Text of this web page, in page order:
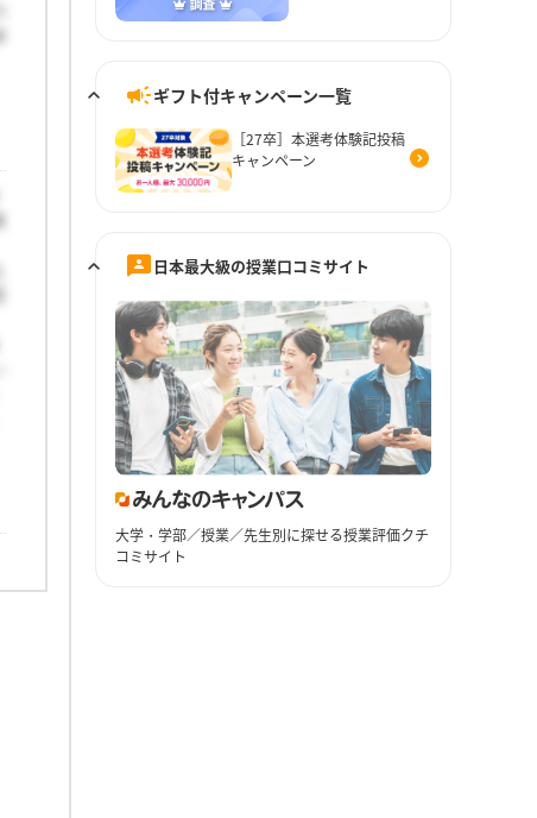
ギフト付キャンペーン一覧
［27卒］本選考体験記投稿
キャンペーン
日本最大級の授業口コミサイト
大学・学部／授業／先生別に探せる授業評価クチ
コミサイト